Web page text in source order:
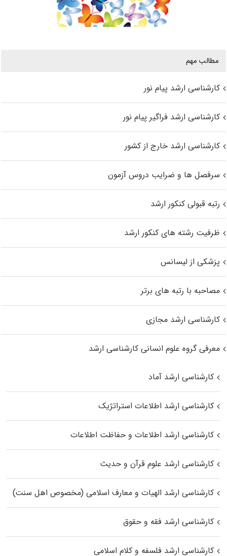
مطالب مهم
کارشناسی ارشد پیام نور
کارشناسی ارشد فراگیر پیام نور
کارشناسی ارشد خارج از کشور
سرفصل ها و ضرایب دروس آزمون
رتبه قبولی کنکور ارشد
ظرفیت رشته های کنکور ارشد
پزشکی از لیسانس
مصاحبه با رتبه های برتر
کارشناسی ارشد مجازی
معرفی گروه علوم انسانی کارشناسی ارشد
کارشناسی ارشد آماد
کارشناسی ارشد اطلاعات استراتژیک
کارشناسی ارشد اطلاعات و حفاظت اطلاعات
کارشناسی ارشد علوم قرآن و حدیث
کارشناسی ارشد الهیات و معارف اسلامی (مخصوص اهل سنت)
کارشناسی ارشد فقه و حقوق
کارشناسی ارشد فلسفه و کلام اسلامی